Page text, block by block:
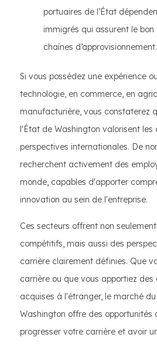
portuaires de l’État
immigrés qui assurent le
chaînes d’approvisionnement.
Si vous possédez une expérience
technologie, en commerce, en
manufacturière, vous constaterez
l'État de Washington valorisent les
perspectives internationales. De
recherchent activement des
monde, capables d'apporter
innovation au sein de l'entreprise.
Ces secteurs offrent non
compétitifs, mais aussi des
carrière clairement définies. Que
carrière ou que vous apportiez
acquises à l'étranger, le marché
Washington offre des opportunités
progresser votre carrière et avoir